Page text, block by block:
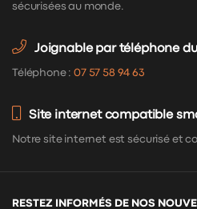
sécurisées au monde.
Joignable par téléphone
Téléphone :07 57 58 94 63
Site internet compatible
Notre site internet est sécurisé et
RESTEZ INFORMÉS DE NOS